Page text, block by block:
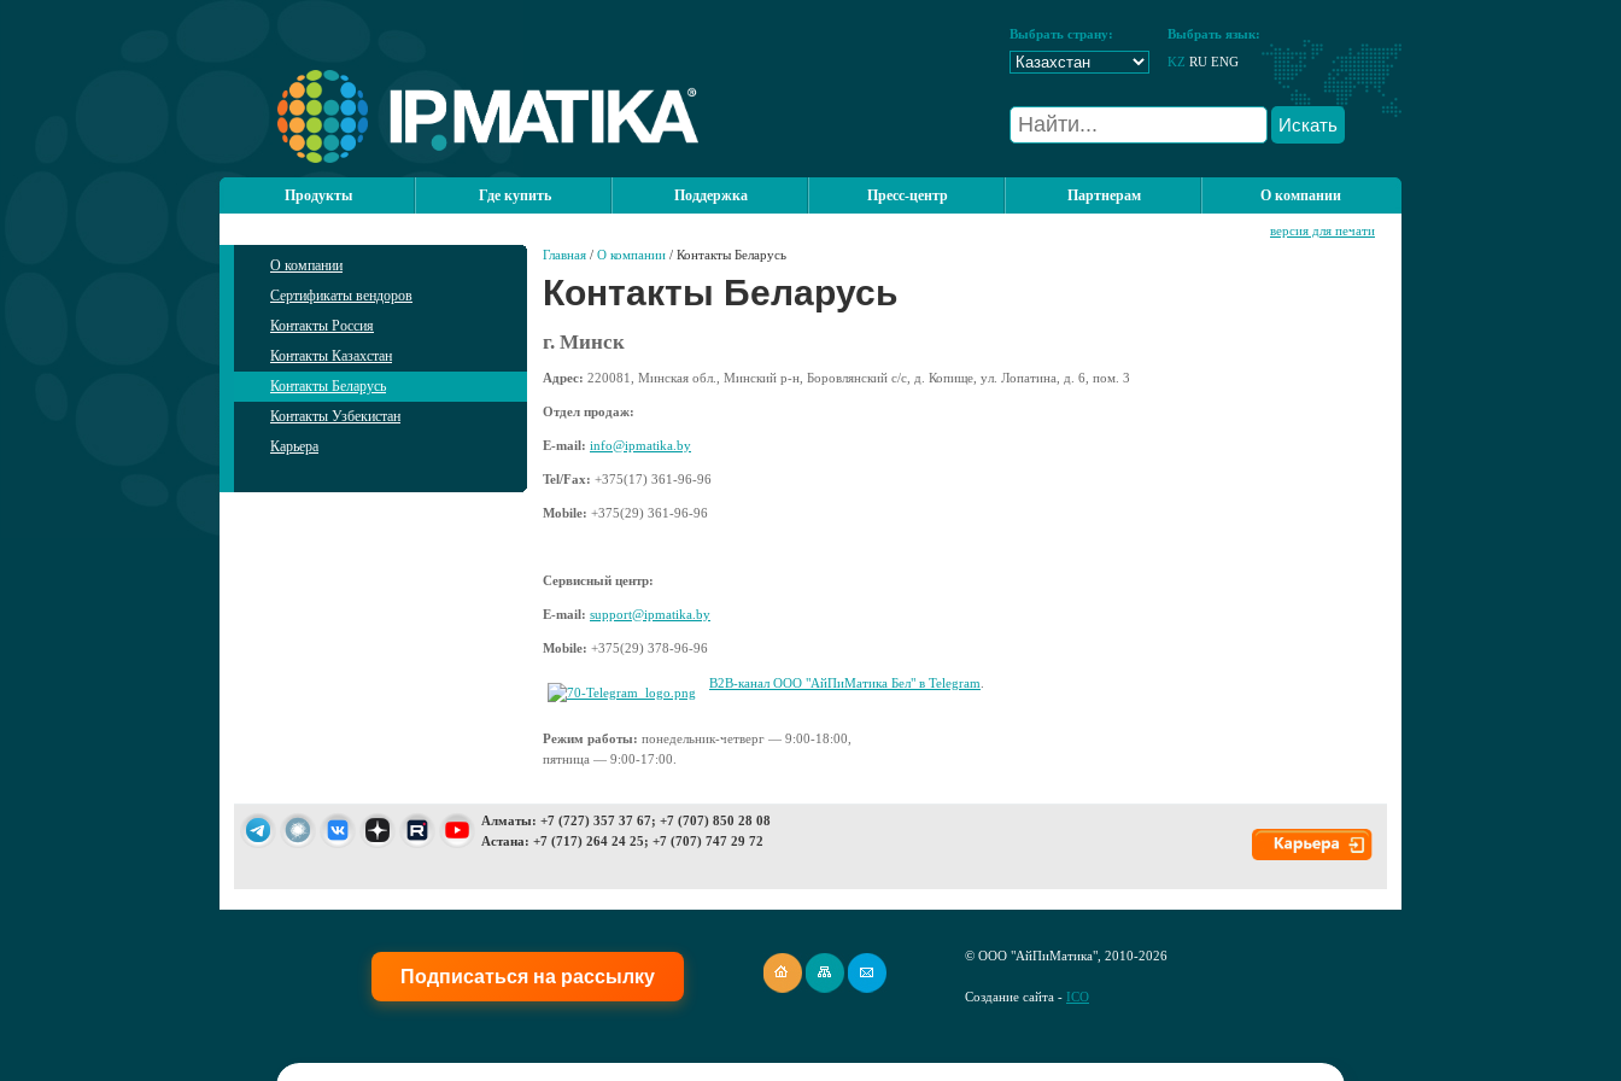
Выбрать страну:
Выбрать язык:
KZ RU ENG
Искать
Продукты Где купить Поддержка Пресс-центр Партнерам О компании
О компании
Сертификаты вендоров
Контакты Россия
Контакты Казахстан
Контакты Беларусь
Контакты Узбекистан
Карьера
Главная / О компании / Контакты Беларусь
версия для печати
Контакты Беларусь
г. Минск
Адрес: 220081, Минская обл., Минский р-н, Боровлянский с/с, д. Копище, ул. Лопатина, д. 6, пом. 3
Отдел продаж:
E-mail: info@ipmatika.by
Tel/Fax: +375(17) 361-96-96
Mobile: +375(29) 361-96-96
Сервисный центр:
E-mail: support@ipmatika.by
Mobile: +375(29) 378-96-96
B2B-канал ООО "АйПиМатика Бел" в Telegram
Режим работы: понедельник-четверг — 9:00-18:00,
пятница — 9:00-17:00.
Алматы: +7 (727) 357 37 67; +7 (707) 850 28 08
Астана: +7 (717) 264 24 25; +7 (707) 747 29 72
Подписаться на рассылку
© ООО "АйПиМатика", 2010-2026
Создание сайта - ICO